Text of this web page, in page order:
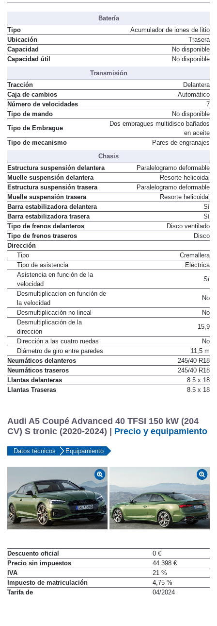
Batería
Tipo
Acumulador de iones de litio
Ubicación
Trasera
Capacidad
No disponible
Capacidad útil
No disponible
Transmisión
Tracción
Delantera
Caja de cambios
Automático
Número de velocidades
7
Tipo de mando
No disponible
Tipo de Embrague
Dos embragues multidisco bañados
en aceite
Tipo de mecanismo
Pares de engranajes
Chasis
Estructura suspensión delantera
Paralelogramo deformable
Muelle suspensión delantera
Resorte helicoidal
Estructura suspensión trasera
Paralelogramo deformable
Muelle suspensión trasera
Resorte helicoidal
Barra estabilizadora delantera
Sí
Barra estabilizadora trasera
Sí
Tipo de frenos delanteros
Disco ventilado
Tipo de frenos traseros
Disco
Dirección
Tipo
Cremallera
Tipo de asistencia
Eléctrica
Asistencia en función de la
velocidad
Sí
Desmultiplicacion en función de
la velocidad
No
Desmultiplicación no lineal
No
Desmultiplicación de la
dirección
15,9
Dirección a las cuatro ruedas
No
Diámetro de giro entre paredes
11,5 m
Neumáticos delanteros
245/40 R18
Neumáticos traseros
245/40 R18
Llantas delanteras
8.5 x 18
Llantas Traseras
8.5 x 18
Audi A5 Coupé Advanced 40 TFSI 150 kW (204
CV) S tronic (2020-2024) | Precio y equipamiento
Datos técnicos Equipamiento
Descuento oficial
0 €
Precio sin impuestos
44.398 €
IVA
21 %
Impuesto de matriculación
4,75 %
Tarifa de
04/2024